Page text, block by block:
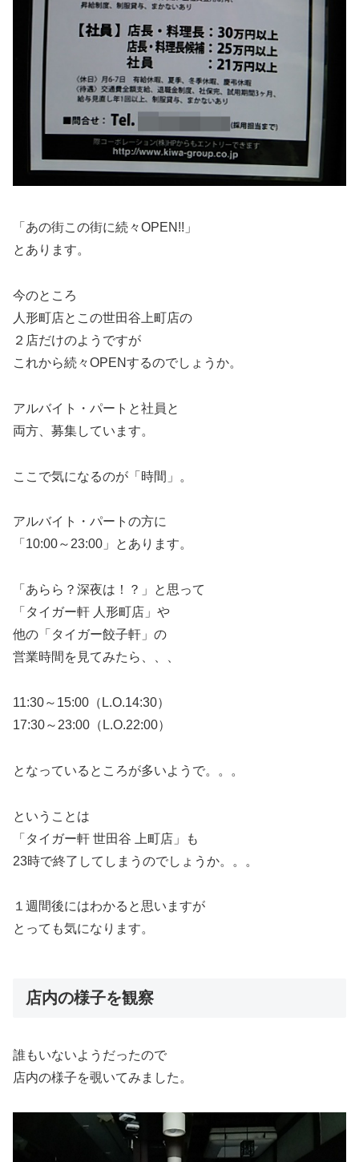
「あの街この街に続々OPEN!!」
とあります。
今のところ
人形町店とこの世田谷上町店の
２店だけのようですが
これから続々OPENするのでしょうか。
アルバイト・パートと社員と
両方、募集しています。
ここで気になるのが「時間」。
アルバイト・パートの方に
「10:00～23:00」とあります。
「あらら？深夜は！？」と思って
「タイガー軒 人形町店」や
他の「タイガー餃子軒」の
営業時間を見てみたら、、、
11:30～15:00（L.O.14:30）
17:30～23:00（L.O.22:00）
となっているところが多いようで。。。
ということは
「タイガー軒 世田谷 上町店」も
23時で終了してしまうのでしょうか。。。
１週間後にはわかると思いますが
とっても気になります。
店内の様子を観察
誰もいないようだったので
店内の様子を覗いてみました。